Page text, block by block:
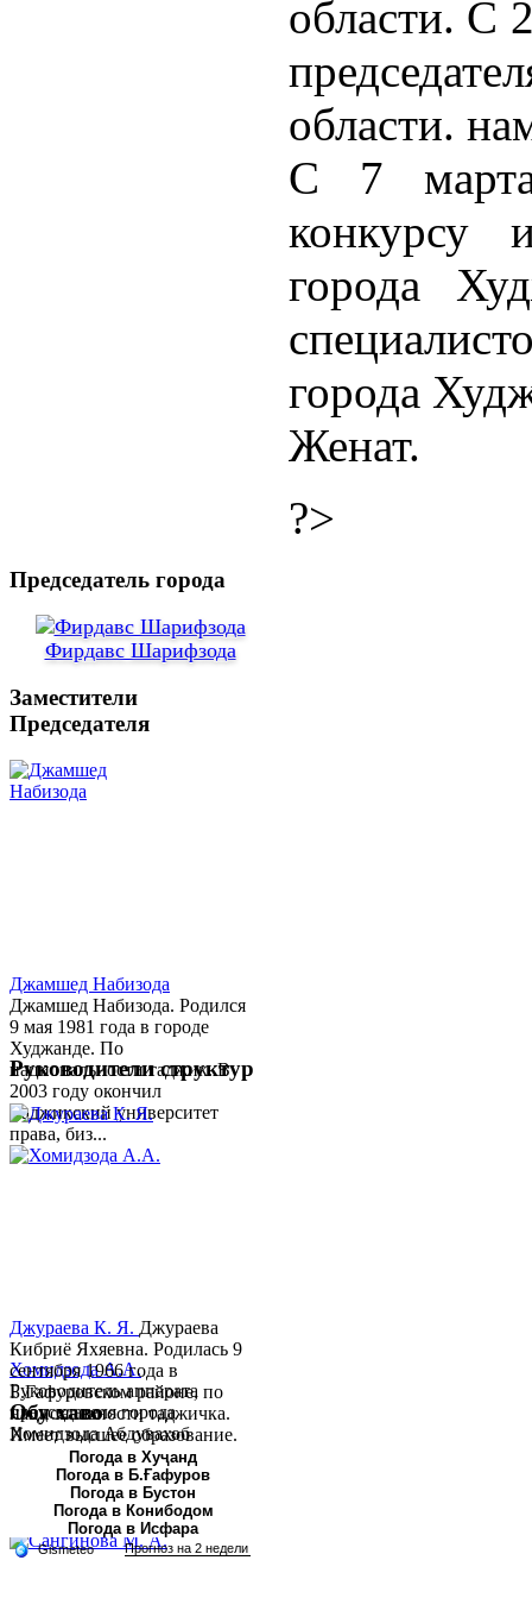
области. С
области.
С 7
конкурсу
города
города
Женат.
?>
Председатель города
Фирдавс Шарифзода
Заместители
Председателя
Джамшед Набизода
Джамшед Набизода. Родился
9 мая 1981 года в городе
Худжанде. По
национальности таджик. В
2003 году окончил
Таджикский университет
права, биз...
Хомидзода А.А.
Руководитель аппарата
председателя города
Хомидзода Абдувахоб
Абдумаджид родился 8
июня 1978 года в городе
Худжанде. По
национальности...
Руководители структур
Джураева К. Я. Джураева
Кибриё Яхяевна. Родилась 9
сентября 1966 года в
Б.Гафуровском районе, по
национальности таджичка.
Имеет высшее образование.
В 1997 ...
Обу хаво
Погода в Хуҷанд
Погода в Б.Ғафуров
Погода в Бустон
Погода в Конибодом
Погода в Исфара